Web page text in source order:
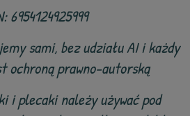
6954124925999
sami, bez udziału AI i każdy
ochroną prawno-autorską
i plecaki należy używać pod